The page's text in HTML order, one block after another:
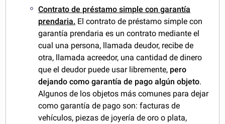
Contrato de préstamo simple con garantía
prendaria. El contrato de préstamo simple con
garantía prendaria es un contrato mediante el
cual una persona, llamada deudor, recibe de
otra, llamada acreedor, una cantidad de dinero
que el deudor puede usar libremente, pero
dejando como garantía de pago algún objeto.
Algunos de los objetos más comunes para dejar
como garantía de pago son: facturas de
vehículos, piezas de joyería de oro o plata,